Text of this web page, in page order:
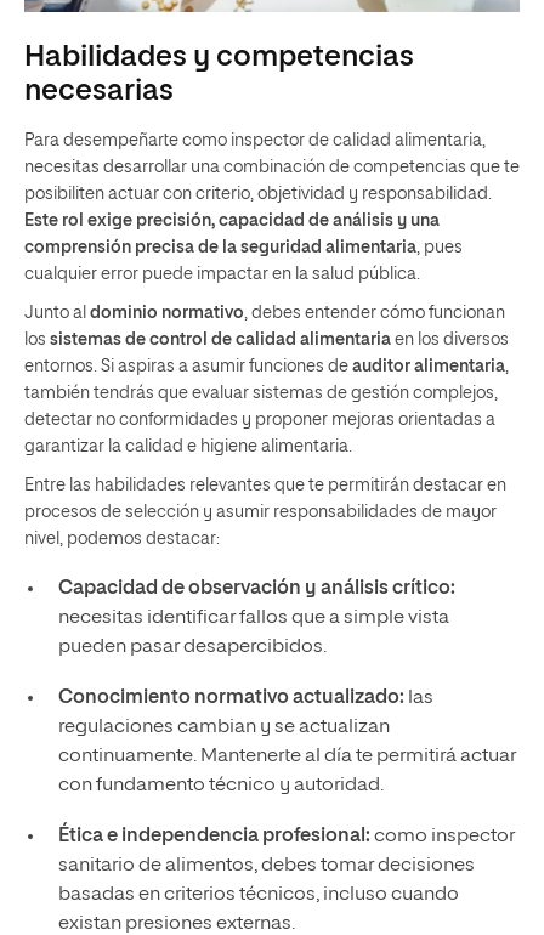
Habilidades y competencias
necesarias
Para desempeñarte como inspector de calidad alimentaria,
necesitas desarrollar una combinación de competencias que te
posibiliten actuar con criterio, objetividad y responsabilidad.
Este rol exige precisión, capacidad de análisis y una
comprensión precisa de la seguridad alimentaria, pues
cualquier error puede impactar en la salud pública.
Junto al dominio normativo, debes entender cómo funcionan
los sistemas de control de calidad alimentaria en los diversos
entornos. Si aspiras a asumir funciones de auditor alimentaria,
también tendrás que evaluar sistemas de gestión complejos,
detectar no conformidades y proponer mejoras orientadas a
garantizar la calidad e higiene alimentaria.
Entre las habilidades relevantes que te permitirán destacar en
procesos de selección y asumir responsabilidades de mayor
nivel, podemos destacar:
Capacidad de observación y análisis crítico:
necesitas identificar fallos que a simple vista
pueden pasar desapercibidos.
Conocimiento normativo actualizado: las
regulaciones cambian y se actualizan
continuamente. Mantenerte al día te permitirá actuar
con fundamento técnico y autoridad.
Ética e independencia profesional: como inspector
sanitario de alimentos, debes tomar decisiones
basadas en criterios técnicos, incluso cuando
existan presiones externas.